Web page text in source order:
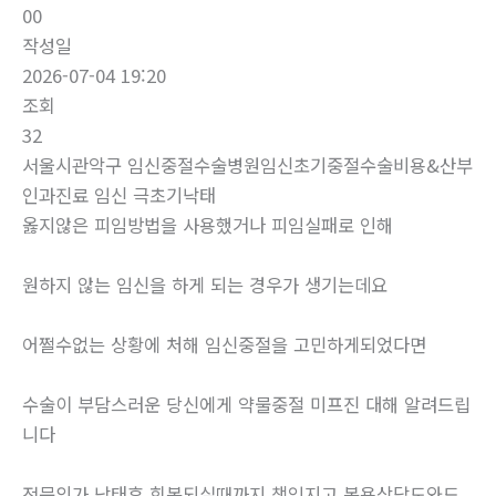
00
작성일
2026-07-04 19:20
조회
32
서울시관악구 임신중절수술병원임신초기중절수술비용&산부
인과진료 임신 극초기낙­태
옳지않은 피임방법을 사용했거나 피임실패로 인해
원하지 않는 임신을 하게 되는 경우가 생기는데요
어쩔수없는 상황에 처해 임신중절을 고민하게되었다면
수술이 부담스러운 당신에게 약물중절 미프진 대해 알려드립
니다